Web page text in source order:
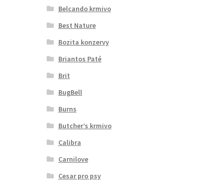
Belcando krmivo
Best Nature
Bozita konzervy
Briantos Paté
Brit
BugBell
Burns
Butcher’s krmivo
Calibra
Carnilove
Cesar pro psy